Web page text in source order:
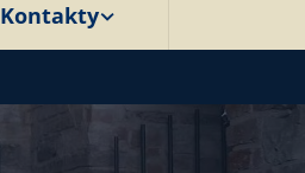
Kontakty